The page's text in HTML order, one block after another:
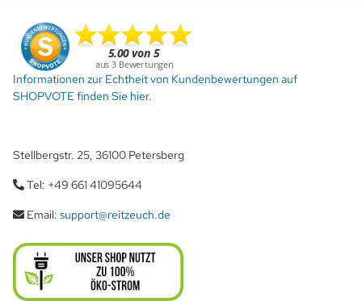
Informationen zur Echtheit von Kundenbewertungen auf
SHOPVOTE finden Sie hier.
Stellbergstr. 25, 36100 Petersberg
Tel: +49 661 41095644
Email: support@reitzeuch.de